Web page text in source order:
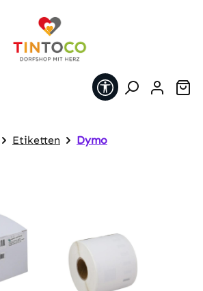
Werkzeugleiste
Etiketten Dymo